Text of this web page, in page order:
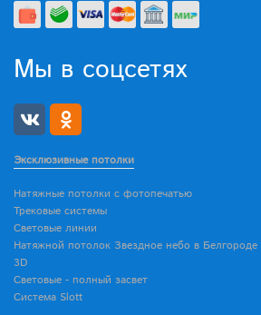
Мы в соцсетях
Эксклюзивные потолки
Натяжные потолки с фотопечатью
Трековые системы
Световые линии
Натяжной потолок Звездное небо в Белгороде
3D
Световые - полный засвет
Система Slott